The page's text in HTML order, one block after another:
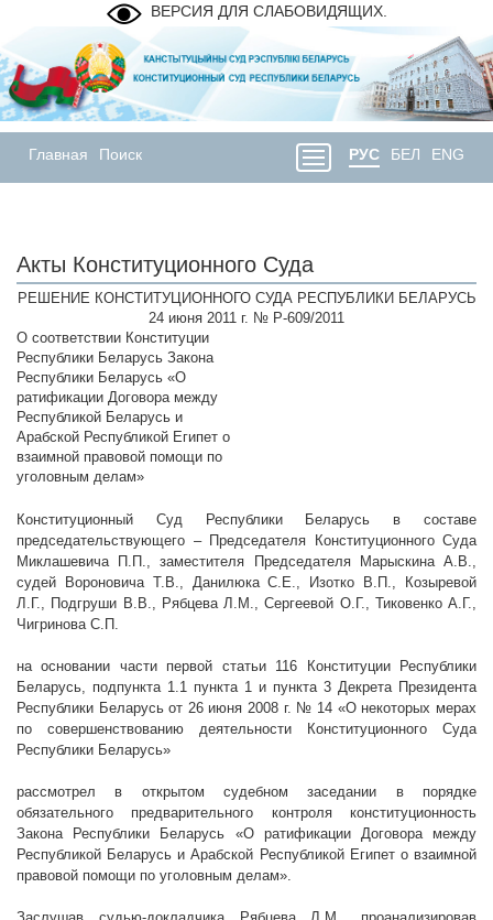
ВЕРСИЯ ДЛЯ СЛАБОВИДЯЩИХ.
Главная Поиск РУС БЕЛ ENG
Акты Конституционного Суда
РЕШЕНИЕ КОНСТИТУЦИОННОГО СУДА РЕСПУБЛИКИ БЕЛАРУСЬ
24 июня 2011 г. № Р-609/2011
О соответствии Конституции
Республики Беларусь Закона
Республики Беларусь «О
ратификации Договора между
Республикой Беларусь и
Арабской Республикой Египет о
взаимной правовой помощи по
уголовным делам»
Конституционный Суд Республики Беларусь в составе
председательствующего – Председателя Конституционного Суда
Миклашевича П.П., заместителя Председателя Марыскина А.В.,
судей Вороновича Т.В., Данилюка С.Е., Изотко В.П., Козыревой
Л.Г., Подгруши В.В., Рябцева Л.М., Сергеевой О.Г., Тиковенко А.Г.,
Чигринова С.П.
на основании части первой статьи 116 Конституции Республики
Беларусь, подпункта 1.1 пункта 1 и пункта 3 Декрета Президента
Республики Беларусь от 26 июня 2008 г. № 14 «О некоторых мерах
по совершенствованию деятельности Конституционного Суда
Республики Беларусь»
рассмотрел в открытом судебном заседании в порядке
обязательного предварительного контроля конституционность
Закона Республики Беларусь «О ратификации Договора между
Республикой Беларусь и Арабской Республикой Египет о взаимной
правовой помощи по уголовным делам».